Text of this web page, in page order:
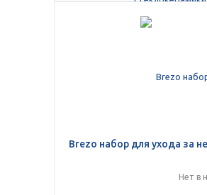
Brezo набор для ухода за
Нет в